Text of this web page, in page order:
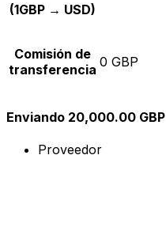
(1GBP → USD)
Comisión de
transferencia 0 GBP
Enviando 20,000.00 GBP
Proveedor